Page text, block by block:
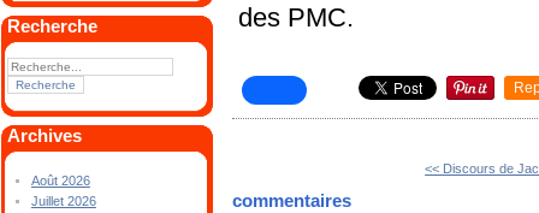
Recherche
Archives
Août 2026
Juillet 2026
des PMC.
<< Discours de
commentaires